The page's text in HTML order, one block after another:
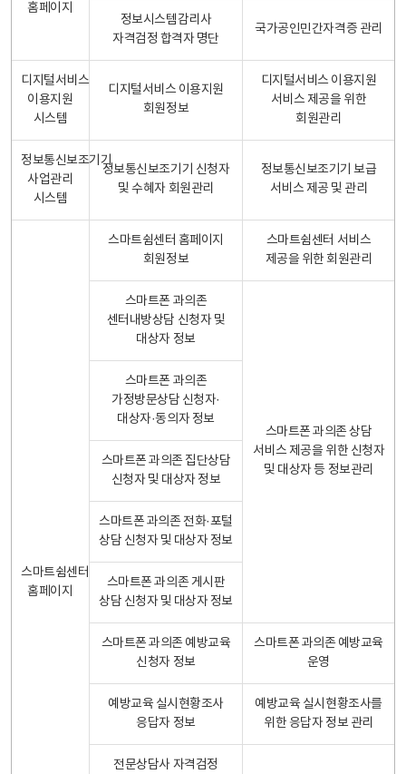
홈페이지
정보시스템감리사
자격검정 합격자 명단
국가공인민간자격증 관리
디지털서비스
이용지원
시스템
디지털서비스 이용지원
회원정보
디지털서비스 이용지원
서비스 제공을 위한
회원관리
정보통신보조기기
사업관리
시스템
정보통신보조기기 신청자
및 수혜자 회원관리
정보통신보조기기 보급
서비스 제공 및 관리
스마트쉼센터
홈페이지
스마트쉼센터 홈페이지
회원정보
스마트쉼센터 서비스
제공을 위한 회원관리
스마트폰 과의존
센터내방상담 신청자 및
대상자 정보
스마트폰 과의존 상담
서비스 제공을 위한 신청자
및 대상자 등 정보관리
스마트폰 과의존
가정방문상담 신청자·
대상자·동의자 정보
스마트폰 과의존 집단상담
신청자 및 대상자 정보
스마트폰 과의존 전화·포털
상담 신청자 및 대상자 정보
스마트폰 과의존 게시판
상담 신청자 및 대상자 정보
스마트폰 과의존 예방교육
신청자 정보
스마트폰 과의존 예방교육
운영
예방교육 실시현황조사
응답자 정보
예방교육 실시현황조사를
위한 응답자 정보 관리
전문상담사 자격검정